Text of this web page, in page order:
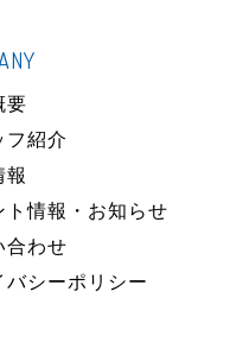
要
フ紹介
報
ト情報・お知らせ
合わせ
バシーポリシー